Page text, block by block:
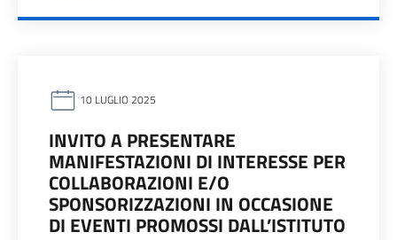
10 LUGLIO 2025
INVITO A PRESENTARE
MANIFESTAZIONI DI INTERESSE PER
COLLABORAZIONI E/O
SPONSORIZZAZIONI IN OCCASIONE
DI EVENTI PROMOSSI DALL’ISTITUTO